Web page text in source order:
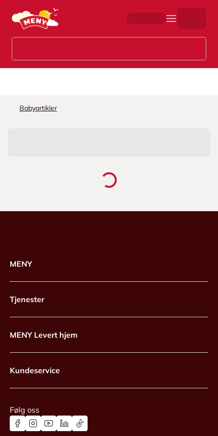
Hopp til hovedinnhold
Babyartikler
MENY
Tjenester
MENY Levert hjem
Kundeservice
Følg oss